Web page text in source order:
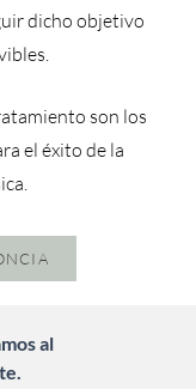
dicho objetivo
son los
el éxito de la
al